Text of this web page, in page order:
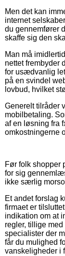
Men det kan
internet
du gennemfører
skaffe sig den
Man må
nettet frembyder
for usædvanlig
på en svindel
lovbud, hvilket
Generelt tilråder
mobilbetaling.
af en løsning fra
omkostningerne
Før folk shopper
for sig
ikke særlig
Et andet forslag
firmaet er
indikation om at
regler, tillige
specialister der
får du mulighed
vanskeligheder i